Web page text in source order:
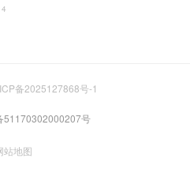
4
备2025127868号-1
51170302000207号
站地图